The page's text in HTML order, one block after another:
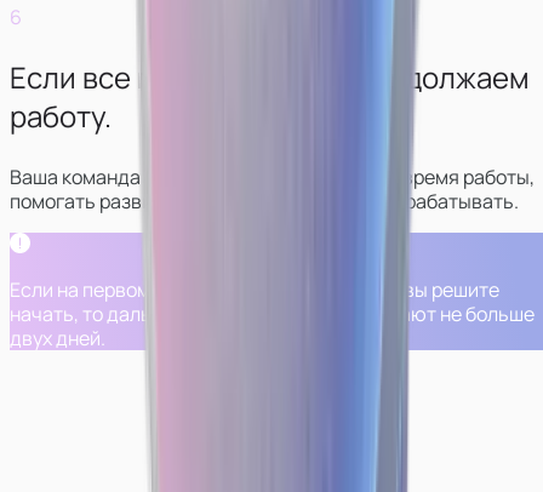
6
Если все понравилось — продолжаем
работу.
Ваша команда будет в контакте с вами все время работы,
помогать развиваться в сфере и больше зарабатывать.
Если на первом шаге вам все понравится и вы решите
начать, то дальнейшие шаги обычно занимают не больше
двух дней.